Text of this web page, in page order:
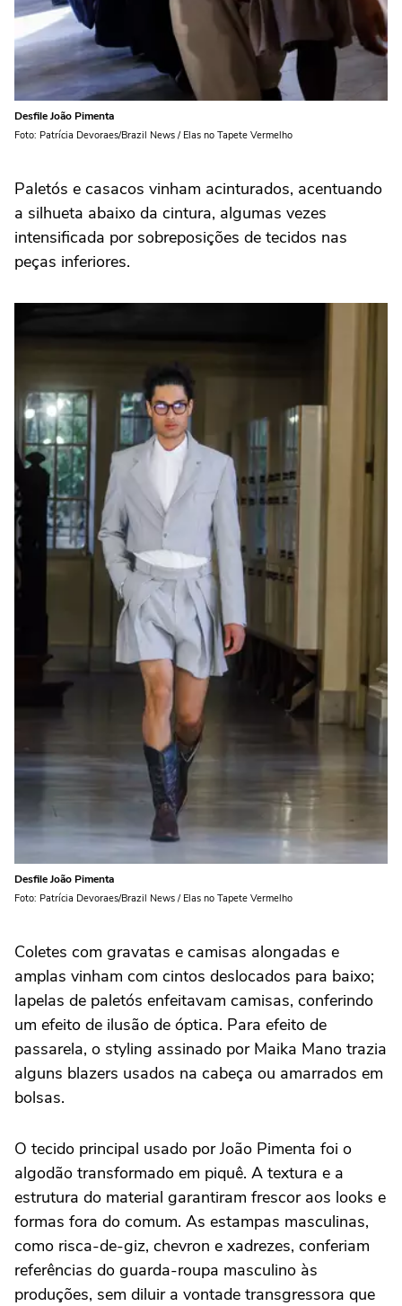
Desfile João Pimenta
Foto: Patrícia Devoraes/Brazil News / Elas no Tapete Vermelho
Paletós e casacos vinham acinturados, acentuando
a silhueta abaixo da cintura, algumas vezes
intensificada por sobreposições de tecidos nas
peças inferiores.
Desfile João Pimenta
Foto: Patrícia Devoraes/Brazil News / Elas no Tapete Vermelho
Coletes com gravatas e camisas alongadas e
amplas vinham com cintos deslocados para baixo;
lapelas de paletós enfeitavam camisas, conferindo
um efeito de ilusão de óptica. Para efeito de
passarela, o styling assinado por Maika Mano trazia
alguns blazers usados na cabeça ou amarrados em
bolsas.
O tecido principal usado porJoão Pimenta foi o
algodão transformado em piquê. A textura e a
estrutura do material garantiram frescor aos looks e
formas fora do comum. As estampas masculinas,
como risca-de-giz, chevron e xadrezes, conferiam
referências do guarda-roupa masculino às
produções, sem diluir a vontade transgressora que